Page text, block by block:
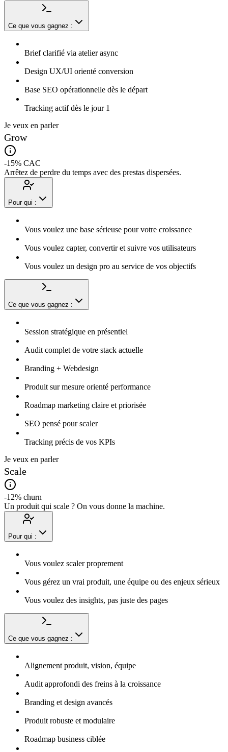
Ce que vous gagnez :
Brief clarifié via atelier async
Design UX/UI orienté conversion
Base SEO opérationnelle dès le départ
Tracking actif dès le jour 1
Je veux en parler
Grow
-15% CAC
Arrêtez de perdre du temps avec des prestas dispersées.
Pour qui :
Vous voulez une base sérieuse pour votre croissance
Vous voulez capter, convertir et suivre vos utilisateurs
Vous voulez un design pro au service de vos objectifs
Ce que vous gagnez :
Session stratégique en présentiel
Audit complet de votre stack actuelle
Branding + Webdesign
Produit sur mesure orienté performance
Roadmap marketing claire et priorisée
SEO pensé pour scaler
Tracking précis de vos KPIs
Je veux en parler
Scale
-12% churn
Un produit qui scale ? On vous donne la machine.
Pour qui :
Vous voulez scaler proprement
Vous gérez un vrai produit, une équipe ou des enjeux sérieux
Vous voulez des insights, pas juste des pages
Ce que vous gagnez :
Alignement produit, vision, équipe
Audit approfondi des freins à la croissance
Branding et design avancés
Produit robuste et modulaire
Roadmap business ciblée